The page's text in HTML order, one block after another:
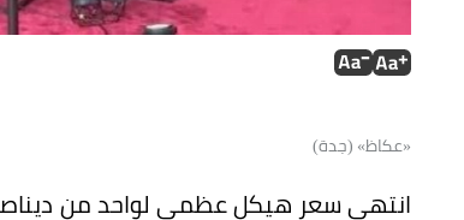
«عكاظ» (جدة)
انتهى سعر هيكل عظمي لواحد من